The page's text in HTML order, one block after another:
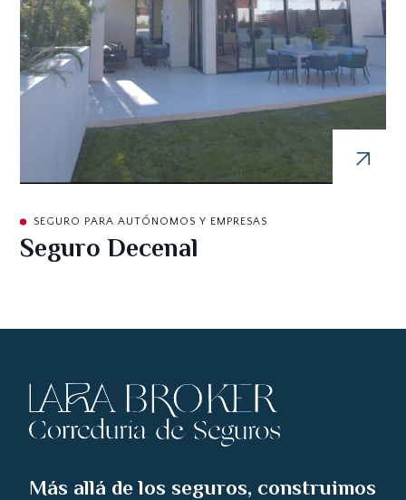
SEGURO PARA AUTÓNOMOS Y EMPRESAS
Seguro Decenal
Más allá de los seguros, construimos